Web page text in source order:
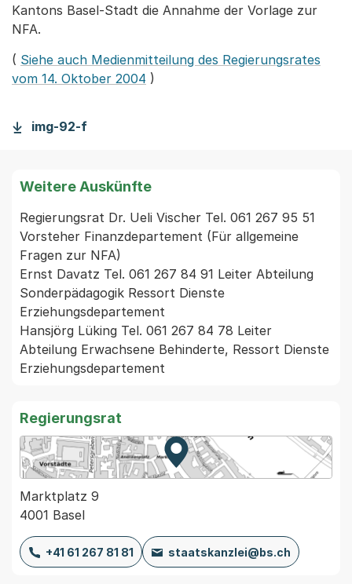
Kantons Basel-Stadt die Annahme der Vorlage zur
NFA.
( Siehe auch Medienmitteilung des Regierungsrates
vom 14. Oktober 2004 )
img-92-f
Weitere Auskünfte
Regierungsrat Dr. Ueli Vischer Tel. 061 267 95 51
Vorsteher Finanzdepartement (Für allgemeine
Fragen zur NFA)
Ernst Davatz Tel. 061 267 84 91 Leiter Abteilung
Sonderpädagogik Ressort Dienste
Erziehungsdepartement
Hansjörg Lüking Tel. 061 267 84 78 Leiter
Abteilung Erwachsene Behinderte, Ressort Dienste
Erziehungsdepartement
Regierungsrat
Zur Karte von MapBS.
Externer Link, wird in einem
Marktplatz 9
4001 Basel
+41 61 267 81 81 staatskanzlei@bs.ch